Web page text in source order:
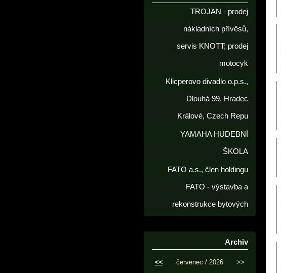
TROJAN - prodej
nákladních přívěsů,
servis KNOTT; prodej
motocyk
Klicperovo divadlo o.p.s.,
Dlouhá 99, Hradec
Králové, Czech Repu
YAMAHA HUDEBNÍ
ŠKOLA
FATO a.s., člen holdingu
FATO - výstavba a
rekonstrukce bytových
Archiv
<< červenec / 2026 >>